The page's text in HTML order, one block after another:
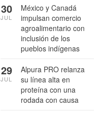
México y Canadá
impulsan comercio
agroalimentario con
inclusión de los
pueblos indígenas
30
JUL
Alpura PRO relanza
su línea alta en
proteína con una
rodada con causa
29
JUL